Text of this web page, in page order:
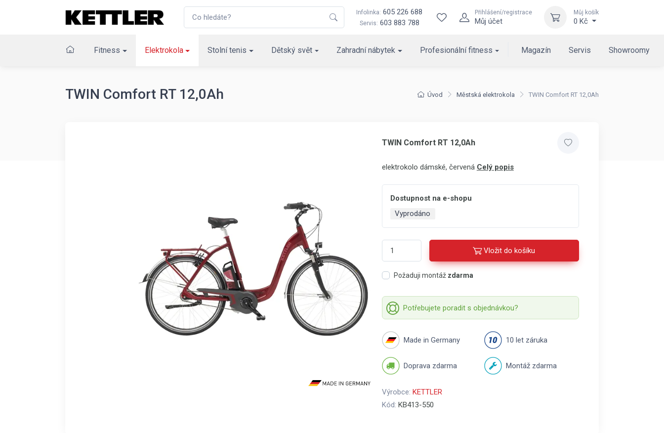
Infolinka: 605 226 688
Servis: 603 883 788
Přihlášení/registrace
Můj účet
Můj košík
0 Kč
Fitness Elektrokola Stolní tenis Dětský svět Zahradní nábytek Profesionální fitness Magazín Servis Showroomy
Úvod Městská elektrokola TWIN Comfort RT 12,0Ah
TWIN Comfort RT 12,0Ah
TWIN Comfort RT 12,0Ah
elektrokolo dámské, červená Celý popis
Dostupnost na e-shopu
Vyprodáno
Vložit do košíku
Požaduji montáž zdarma
Potřebujete poradit s objednávkou?
Made in Germany 10 let záruka
Doprava zdarma Montáž zdarma
Výrobce: KETTLER
Kód: KB413-550